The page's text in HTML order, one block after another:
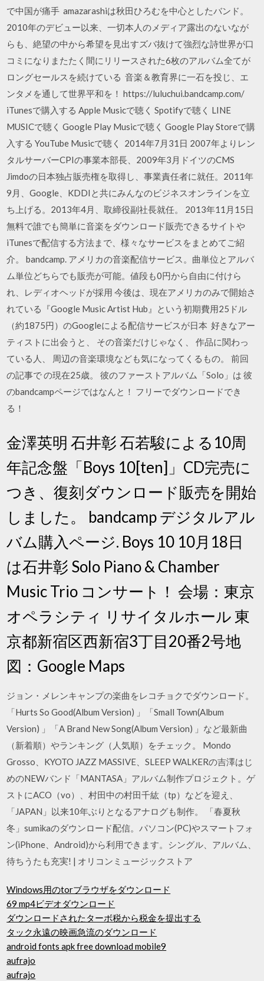
で中国が痛手 amazarashiは秋田ひろむを中心としたバンド。
2010年のデビュー以来、一切本人のメディア露出のないなが
らも、絶望の中から希望を見出すズバ抜けて強烈な詩世界が口
コミになりまたたく間にリリースされた6枚のアルバム全てが
ロングセールスを続けている 音楽＆教育界に一石を投じ、エ
ンタメを通して世界平和を！ https://luluchui.bandcamp.com/
iTunesで購入する Apple Musicで聴く Spotifyで聴く LINE
MUSICで聴く Google Play Musicで聴く Google Play Storeで購
入する YouTube Musicで聴く 2014年7月31日 2007年よりレン
タルサーバーCPIの事業本部長、2009年3月ドイツのCMS
Jimdoの日本独占販売権を取得し、事業責任者に就任。2011年
9月、Google、KDDIと共にみんなのビジネスオンラインを立
ち上げる。2013年4月、取締役副社長就任。 2013年11月15日
無料で誰でも簡単に音楽をダウンロード販売できるサイトや
iTunesで配信する方法まで、様々なサービスをまとめてご紹
介。 bandcamp. アメリカの音楽配信サービス。曲単位とアルバ
ム単位どちらでも販売が可能。値段も0円から自由に付けら
れ、レディオヘッドが採用 今後は、現在アメリカのみで開始さ
れている『Google Music Artist Hub』という初期費用25ドル
（約1875円）のGoogleによる配信サービスが日本 好きなアー
ティストに出会うと、 その音楽だけじゃなく、 作品に関わっ
ている人、 周辺の音楽環境なども気になってくるもの。 前回
の記事で の現在25歳。 彼のファーストアルバム「Solo」は 彼
のbandcampページではなんと！ フリーでダウンロードでき
る！
金澤英明 石井彰 石若駿による10周
年記念盤「Boys 10[ten]」CD完売に
つき、復刻ダウンロード販売を開始
しました。 bandcamp デジタルアル
バム購入ページ. Boys 10 10月18日
は石井彰 Solo Piano & Chamber
Music Trio コンサート！ 会場：東京
オペラシティ リサイタルホール 東
京都新宿区西新宿3丁目20番2号地
図：Google Maps
ジョン・メレンキャンプの楽曲をレコチョクでダウンロード。
「Hurts So Good(Album Version) 」「Small Town(Album
Version) 」「A Brand New Song(Album Version) 」など最新曲
（新着順）やランキング（人気順）をチェック。 Mondo
Grosso、KYOTO JAZZ MASSIVE、SLEEP WALKERの吉澤はじ
めのNEWバンド「MANTASA」アルバム制作プロジェクト。ゲ
ストにACO（vo）、村田中の村田千紘（tp）などを迎え、
「JAPAN」以来10年ぶりとなるアナログも制作。 「春夏秋
冬」sumikaのダウンロード配信。パソコン(PC)やスマートフォ
ン(iPhone、Android)から利用できます。シングル、アルバム、
待ちうたも充実! | オリコンミュージックストア
Windows用のtorブラウザをダウンロード
69 mp4ビデオダウンロード
ダウンロードされたターボ税から税金を提出する
タック永遠の映画急流のダウンロード
android fonts apk free download mobile9
aufrajo
aufrajo